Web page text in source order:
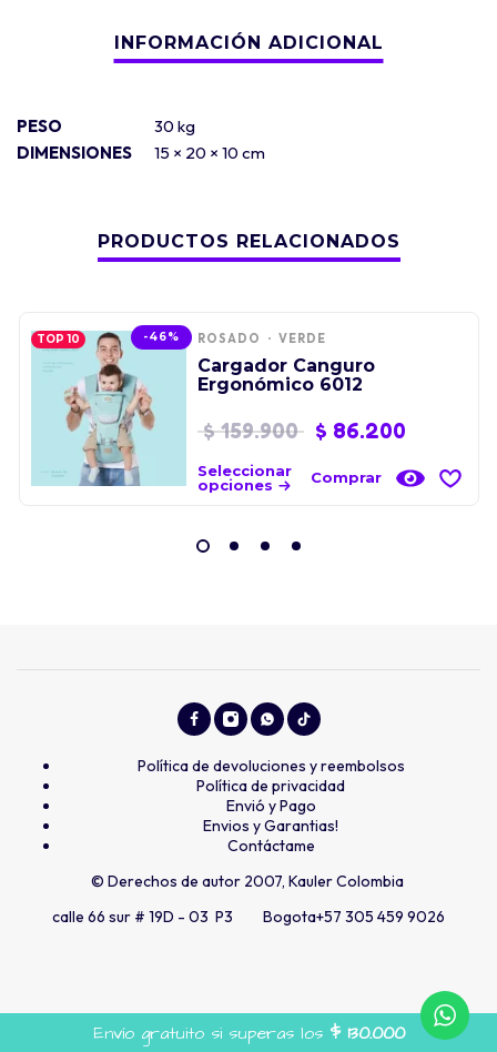
PESO
30 kg
DIMENSIONES
15 × 20 × 10 cm
PRODUCTOS RELACIONADOS
-46%
TOP 10 ROSADO VERDE
Cargador Canguro
Ergonómico 6012
$159.900 $ 86.200
Seleccionar
opciones
Comprar
Política de devoluciones y reembolsos
Política de privacidad
Envió y Pago
Envios y Garantias!
Contáctame
© Derechos de autor 2007, Kauler Colombia
calle 66 sur # 19D - 03 P3 Bogota+57 305 459 9026
Envío gratuito si superas los $130.000